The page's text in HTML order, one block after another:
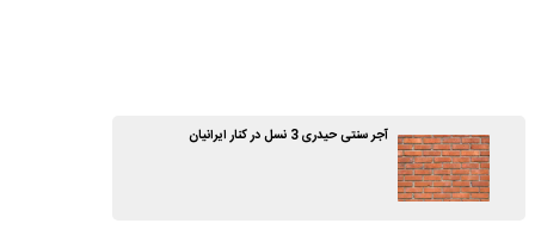
آجر سنتی حیدری 3 نسل در کنار ایرانیان